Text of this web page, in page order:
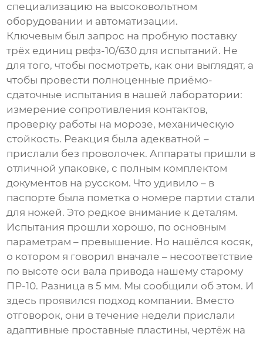
специализацию на высоковольтном
оборудовании и автоматизации.
Ключевым был запрос на пробную поставку
трёх единиц рвфз-10/630 для испытаний. Не
для того, чтобы посмотреть, как они выглядят, а
чтобы провести полноценные приёмо-
сдаточные испытания в нашей лаборатории:
измерение сопротивления контактов,
проверку работы на морозе, механическую
стойкость. Реакция была адекватной –
прислали без проволочек. Аппараты пришли в
отличной упаковке, с полным комплектом
документов на русском. Что удивило – в
паспорте была пометка о номере партии стали
для ножей. Это редкое внимание к деталям.
Испытания прошли хорошо, по основным
параметрам – превышение. Но нашёлся косяк,
о котором я говорил вначале – несоответствие
по высоте оси вала привода нашему старому
ПР-10. Разница в 5 мм. Мы сообщили об этом. И
здесь проявился подход компании. Вместо
отговорок, они в течение недели прислали
адаптивные проставные пластины, чертёж на